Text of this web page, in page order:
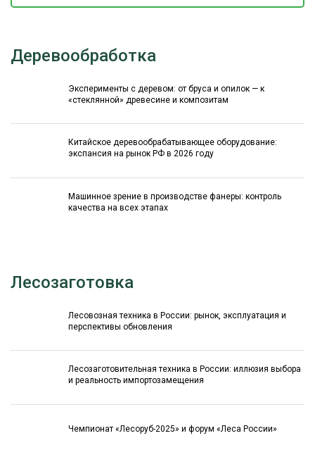
Деревообработка
Эксперименты с деревом: от бруса и опилок — к
«стеклянной» древесине и композитам
Китайское деревообрабатывающее оборудование:
экспансия на рынок РФ в 2026 году
Машинное зрение в производстве фанеры: контроль
качества на всех этапах
Лесозаготовка
Лесовозная техника в России: рынок, эксплуатация и
перспективы обновления
Лесозаготовительная техника в России: иллюзия выбора
и реальность импортозамещения
Чемпионат «Лесоруб-2025» и форум «Леса России»